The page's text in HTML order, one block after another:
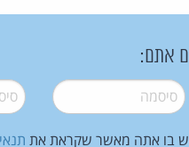
אתם:
סיסמה*
בו אתה מאשר שקראת את